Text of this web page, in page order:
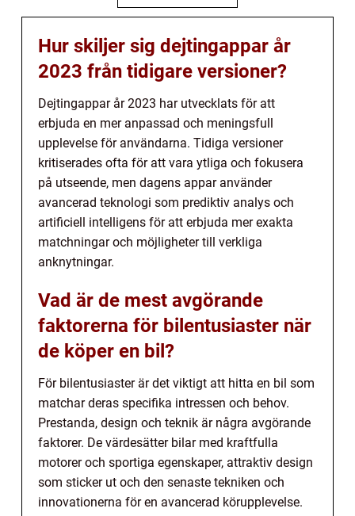
Hur skiljer sig dejtingappar år
2023 från tidigare versioner?
Dejtingappar år 2023 har utvecklats för att
erbjuda en mer anpassad och meningsfull
upplevelse för användarna. Tidiga versioner
kritiserades ofta för att vara ytliga och fokusera
på utseende, men dagens appar använder
avancerad teknologi som prediktiv analys och
artificiell intelligens för att erbjuda mer exakta
matchningar och möjligheter till verkliga
anknytningar.
Vad är de mest avgörande
faktorerna för bilentusiaster när
de köper en bil?
För bilentusiaster är det viktigt att hitta en bil som
matchar deras specifika intressen och behov.
Prestanda, design och teknik är några avgörande
faktorer. De värdesätter bilar med kraftfulla
motorer och sportiga egenskaper, attraktiv design
som sticker ut och den senaste tekniken och
innovationerna för en avancerad körupplevelse.